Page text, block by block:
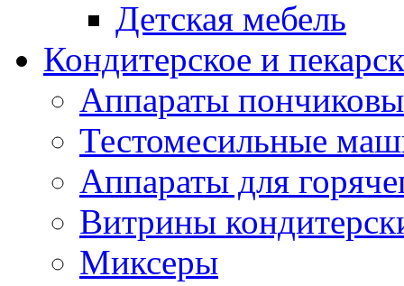
Детская мебель
Кондитерское и
Аппараты
Тестомесильные
Аппараты для
Витрины
Миксеры